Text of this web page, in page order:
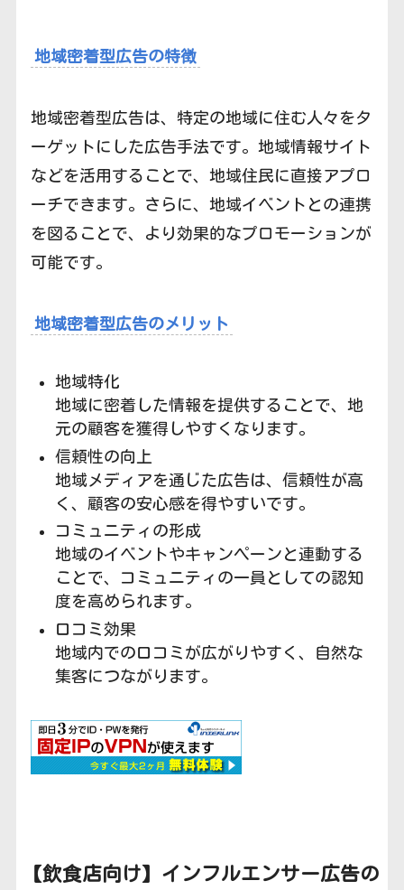
地域密着型広告の特徴
地域密着型広告は、特定の地域に住む人々をタ
ーゲットにした広告手法です。地域情報サイト
などを活用することで、地域住民に直接アプロ
ーチできます。さらに、地域イベントとの連携
を図ることで、より効果的なプロモーションが
可能です。
地域密着型広告のメリット
地域特化
地域に密着した情報を提供することで、地
元の顧客を獲得しやすくなります。
信頼性の向上
地域メディアを通じた広告は、信頼性が高
く、顧客の安心感を得やすいです。
コミュニティの形成
地域のイベントやキャンペーンと連動する
ことで、コミュニティの一員としての認知
度を高められます。
口コミ効果
地域内での口コミが広がりやすく、自然な
集客につながります。
【飲食店向け】 インフルエンサー広告の